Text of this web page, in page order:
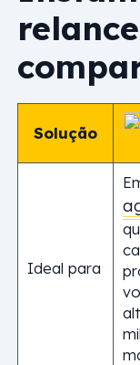
Solução
Ideal para